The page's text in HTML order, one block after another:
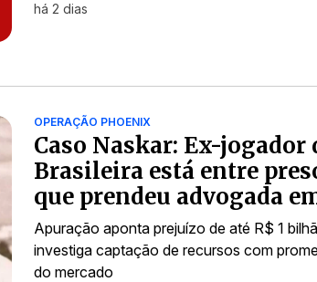
há 2 dias
OPERAÇÃO PHOENIX
Caso Naskar: Ex-jogador
Brasileira está entre
que prendeu advogada
Apuração aponta prejuízo de até R$ 1
investiga captação de recursos com
do mercado